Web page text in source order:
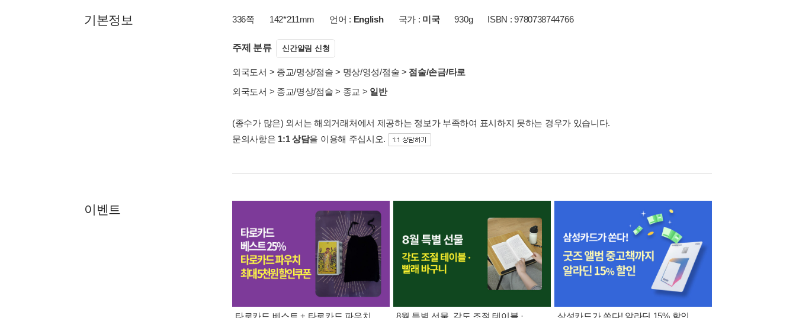
기본정보 336쪽 142*211mm 언어 : English 국가 : 미국 930g ISBN : 9780738744766
주제 분류 신간알림 신청
외국도서 > 종교/명상/점술 > 명상/영성/점술 > 점술/손금/타로
외국도서 > 종교/명상/점술 > 종교 > 일반
(종수가 많은) 외서는 해외거래처에서 제공하는 정보가 부족하여 표시하지 못하는 경우가 있습니다.
문의사항은 1:1 상담을 이용해 주십시오.
이벤트
타로카드 베스트 + 타로카드 파우치
8월 특별 선물. 각도 조절 테이블 ·
삼성카드가 쏜다! 알라딘 15% 할인